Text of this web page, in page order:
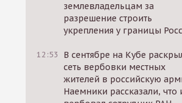
землевладельцам за
разрешение строить
укрепления у границы
12:53
В сентябре на Кубе
сеть вербовки местных
жителей в российскую
Наемники рассказали, что